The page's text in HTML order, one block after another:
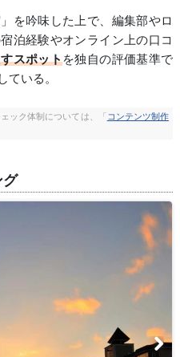
を吟味した上で、編集部やロ
泊経験やオンライン上の口コ
スポットを独自の評価基準で
ている。
ック体制については、「 コンテンツ制作
グ